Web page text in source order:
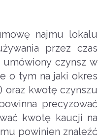
najmu lokalu
przez czas
czynsz w
o tym na jaki okres
oraz kwotę czynszu
precyzować
kwotę kaucji na
powinien znaleźć